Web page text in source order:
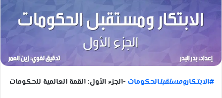
#الابتكارومستقبلالحكومات -الجزء الأول: القمة العالمية للحكومات